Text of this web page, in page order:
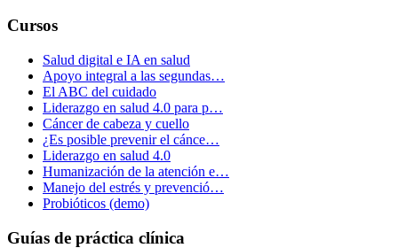
Cursos
Salud digital e IA en salud
Apoyo integral a las segundas…
El ABC del cuidado
Liderazgo en salud 4.0 para p…
Cáncer de cabeza y cuello
¿Es posible prevenir el cánce…
Liderazgo en salud 4.0
Humanización de la atención e…
Manejo del estrés y prevenció…
Probióticos (demo)
Guías de práctica clínica